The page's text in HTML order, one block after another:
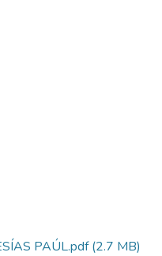
PAÚL.pdf(2.7 MB)